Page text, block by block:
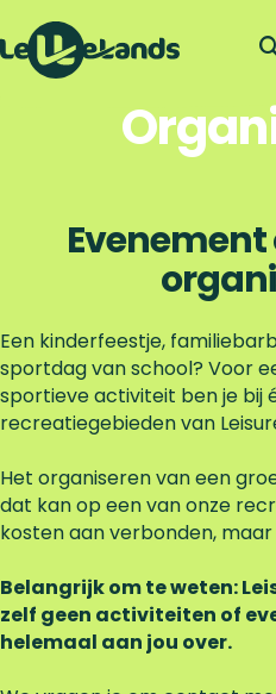
o
m
e
p
g
e
Vul hier het
V
a
n
v
r
a
a
g
f
o
r
m
u
Een kinderfeestje,
sportdag van school? Voor
sportieve activiteit ben je bij
recreatiegebieden van
Het organiseren van een
dat kan op een van onze
kosten aan verbonden,
Belangrijk om te weten:
zelf geen activiteiten of
helemaal aan jou over.